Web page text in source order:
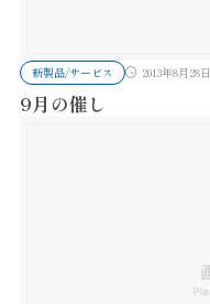
新製品/サービス 2013年8月28日
9月の催し